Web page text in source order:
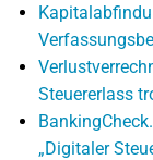
Steuererlass
„Digitaler